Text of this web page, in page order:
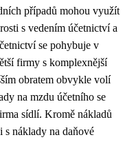
případů mohou využít
s vedením účetnictví a
se pohybuje v
firmy s komplexnější
obratem obvykle volí
na mzdu účetního se
sídlí. Kromě nákladů
s náklady na daňové